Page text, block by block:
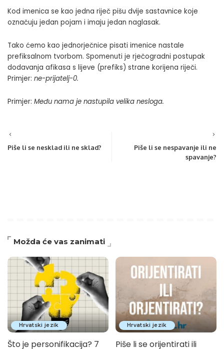
Kod imenica se kao jedna riječ pišu dvije sastavnice koje
označuju jedan pojam i imaju jedan naglasak.
Tako ćemo kao jednorječnice pisati imenice nastale
prefiksalnom tvorbom. Spomenuti je rječogradni postupak
dodavanja afikasa s lijeve (prefiks) strane korijena riječi.
Primjer: ne-prijatelj-0.
Primjer: Među nama je nastupila velika nesloga.
Piše li se nesklad ili ne sklad?
Piše li se nespavanje ili ne
spavanje?
Možda će vas zanimati
Hrvatski jezik
Što je personifikacija? 7
Hrvatski jezik
Piše li se orijentirati ili